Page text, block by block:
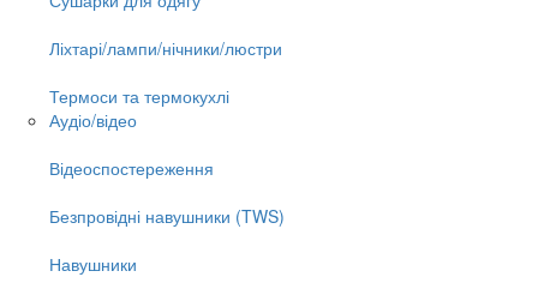
Ліхтарі/лампи/нічники/люстри
Термоси та термокухлі
Аудіо/відео
Відеоспостереження
Безпровідні навушники (TWS)
Навушники